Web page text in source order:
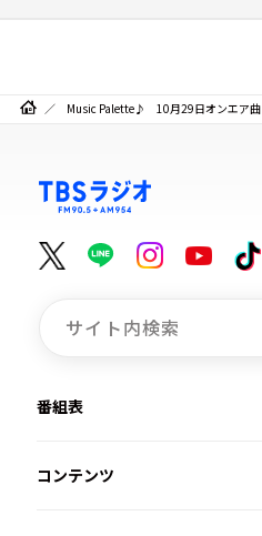
Music Palette♪ 10月29日オンエア曲
番組表
コンテンツ